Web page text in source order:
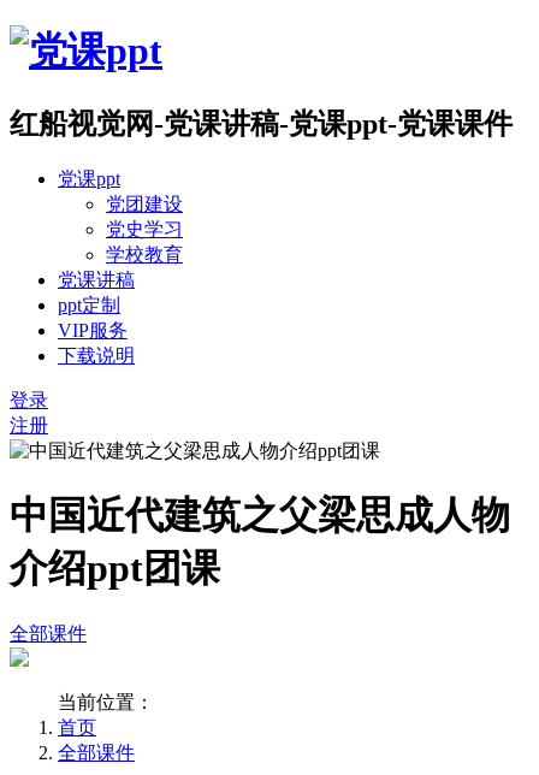
红船视觉网-党课讲稿-党课ppt-党课课件
党课ppt
党团建设
党史学习
学校教育
党课讲稿
ppt定制
VIP服务
下载说明
登录
注册
中国近代建筑之父梁思成人物
介绍ppt团课
全部课件
当前位置：
首页
全部课件